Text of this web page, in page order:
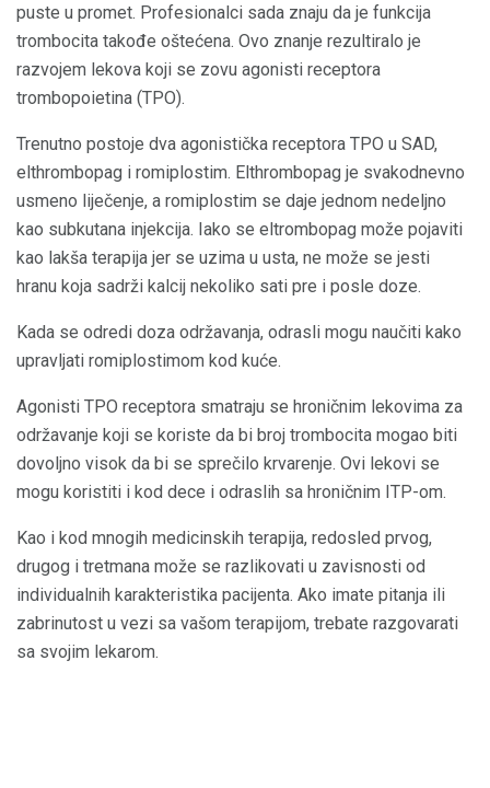
puste u promet. Profesionalci sada znaju da je funkcija
trombocita takođe oštećena. Ovo znanje rezultiralo je
razvojem lekova koji se zovu agonisti receptora
trombopoietina (TPO).
Trenutno postoje dva agonistička receptora TPO u SAD,
elthrombopag i romiplostim. Elthrombopag je svakodnevno
usmeno liječenje, a romiplostim se daje jednom nedeljno
kao subkutana injekcija. Iako se eltrombopag može pojaviti
kao lakša terapija jer se uzima u usta, ne može se jesti
hranu koja sadrži kalcij nekoliko sati pre i posle doze.
Kada se odredi doza održavanja, odrasli mogu naučiti kako
upravljati romiplostimom kod kuće.
Agonisti TPO receptora smatraju se hroničnim lekovima za
održavanje koji se koriste da bi broj trombocita mogao biti
dovoljno visok da bi se sprečilo krvarenje. Ovi lekovi se
mogu koristiti i kod dece i odraslih sa hroničnim ITP-om.
Kao i kod mnogih medicinskih terapija, redosled prvog,
drugog i tretmana može se razlikovati u zavisnosti od
individualnih karakteristika pacijenta. Ako imate pitanja ili
zabrinutost u vezi sa vašom terapijom, trebate razgovarati
sa svojim lekarom.